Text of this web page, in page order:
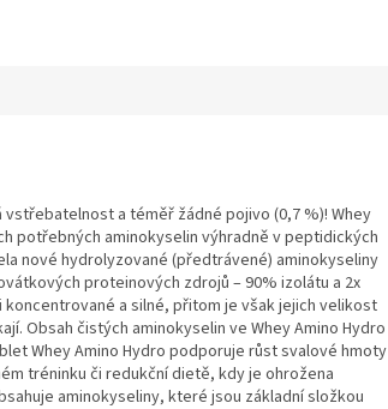
a téměř žádné pojivo (0,7 %)! Whey
potřebných aminokyselin výhradně v peptidických
nové hydrolyzované (předtrávené) aminokyseliny
proteinových zdrojů – 90% izolátu a 2x
a silné, přitom je však jejich velikost
Obsah čistých aminokyselin ve Whey Amino Hydro
Whey Amino Hydro podporuje růst svalové hmoty
tréninku či redukční dietě, kdy je ohrožena
aminokyseliny, které jsou základní složkou